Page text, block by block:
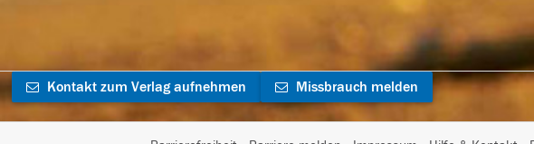
Kontakt zum Verlag aufnehmen Missbrauch melden